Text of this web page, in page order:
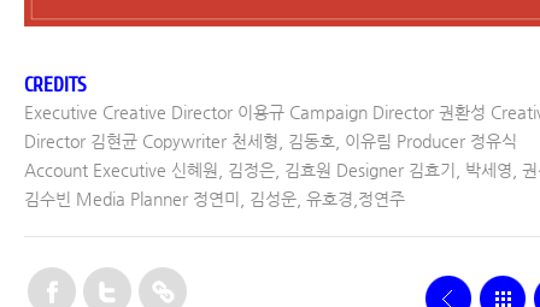
CREDITS
Executive Creative Director 이용규 Campaign Director 권환성
Director 김현균 Copywriter 천세형, 김동호, 이유림 Producer 정유식
Account Executive 신혜원, 김정은, 김효원 Designer 김효기, 박세영, 권
김수빈 Media Planner 정연미, 김성운, 유호경,정연주